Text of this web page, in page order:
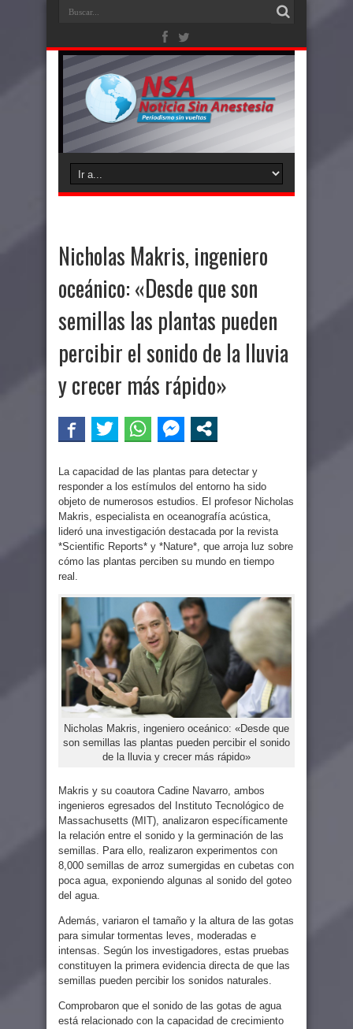
Nicholas Makris, ingeniero
oceánico: «Desde que son
semillas las plantas pueden
percibir el sonido de la lluvia
y crecer más rápido»
La capacidad de las plantas para detectar y
responder a los estímulos del entorno ha sido
objeto de numerosos estudios. El profesor Nicholas
Makris, especialista en oceanografía acústica,
lideró una investigación destacada por la revista
*Scientific Reports* y *Nature*, que arroja luz sobre
cómo las plantas perciben su mundo en tiempo
real.
Nicholas Makris, ingeniero oceánico: «Desde que
son semillas las plantas pueden percibir el sonido
de la lluvia y crecer más rápido»
Makris y su coautora Cadine Navarro, ambos
ingenieros egresados del Instituto Tecnológico de
Massachusetts (MIT), analizaron específicamente
la relación entre el sonido y la germinación de las
semillas. Para ello, realizaron experimentos con
8,000 semillas de arroz sumergidas en cubetas con
poca agua, exponiendo algunas al sonido del goteo
del agua.
Además, variaron el tamaño y la altura de las gotas
para simular tormentas leves, moderadas e
intensas. Según los investigadores, estas pruebas
constituyen la primera evidencia directa de que las
semillas pueden percibir los sonidos naturales.
Comprobaron que el sonido de las gotas de agua
está relacionado con la capacidad de crecimiento